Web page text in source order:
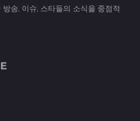
송, 이슈, 스타들의 소식을 중점적